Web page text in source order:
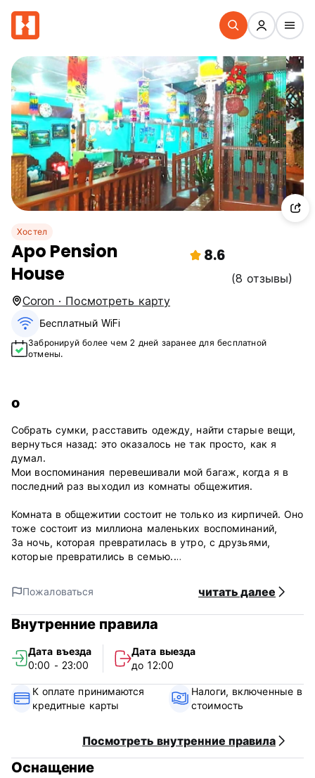
Хостел
Apo Pension
House
8.6
(8 отзывы)
Coron · Посмотреть карту
Бесплатный WiFi
Забронируй более чем 2 дней заранее для бесплатной
отмены.
о
Собрать сумки, расставить одежду, найти старые вещи,
вернуться назад: это оказалось не так просто, как я
думал.
Мои воспоминания перевешивали мой багаж, когда я в
последний раз выходил из комнаты общежития.
Комната в общежитии состоит не только из кирпичей. Оно
тоже состоит из миллиона маленьких воспоминаний,
За ночь, которая превратилась в утро, с друзьями,
которые превратились в семью.
сильный, потому что знаю свою слабость. Ошибки
являются доказательством того, что вы пытаетесь
Правила хостела:Правила отмены бронирования: за 1
бронирования или незаезда с вас будет снята стоимость
первой ночи проживания.
Заезд с 14:00 до 18:00.
Выезд с 00:00 до 12:00.
Прием: 09:00-18:00
Налоги включены.
Без комендантского часа.
Пожаловаться читать далее
Внутренние правила
Дата въезда
0:00 - 23:00
Дата выезда
до 12:00
К оплате принимаются
кредитные карты
Налоги, включенные в
стоимость
Посмотреть внутренние правила
Оснащение